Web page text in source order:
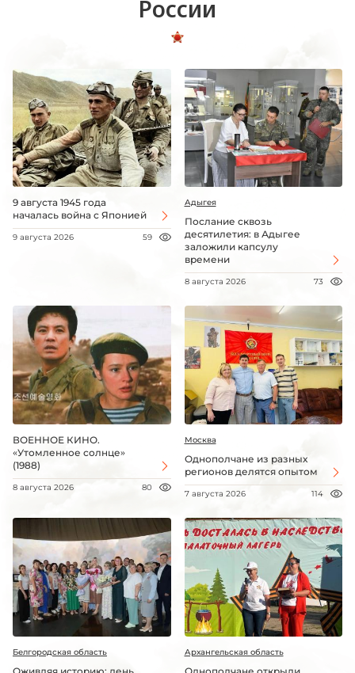
России
9 августа 1945 года
началась война с Японией
9 августа 2026 59
Адыгея
Послание сквозь
десятилетия: в Адыгее
заложили капсулу
времени
8 августа 2026 73
ВОЕННОЕ КИНО.
«Утомленное солнце»
(1988)
8 августа 2026 80
Москва
Однополчане из разных
регионов делятся опытом
7 августа 2026 114
Белгородская область Архангельская область